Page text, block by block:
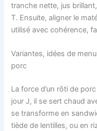
tranche nette, jus
T. Ensuite, aligner le
utilisé avec cohérence,
Variantes, idées de
porc
La force d’un rôti de
jour J, il se sert chaud
se transforme en
tiède de lentilles, ou en